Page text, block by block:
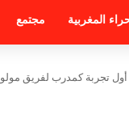
المغربية مجتمع
تجربة كمدرب لفريق